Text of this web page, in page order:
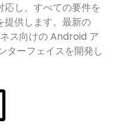
し、すべての要件を
提供します。最新の
ス向けの Android ア
ターフェイスを開発し